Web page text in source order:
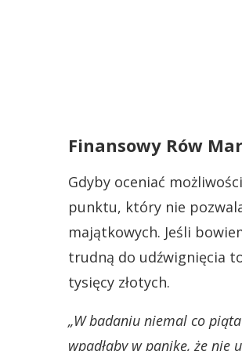
Finansowy Rów
Gdyby oceniać
punktu, który nie
majątkowych. Jeśli
trudną do udźwignięcia
tysięcy złotych.
„W badaniu niemal co
wpadłaby w panikę, że nie